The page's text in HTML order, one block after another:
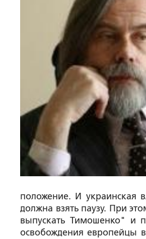
положение. И украинская
должна взять паузу. При
выпускать Тимошенко" и
освобождения европейцы